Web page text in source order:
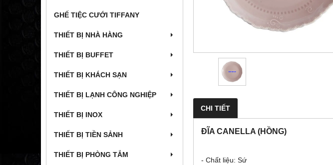
GHẾ TIỆC CƯỚI TIFFANY
THIẾT BỊ NHÀ HÀNG
THIẾT BỊ BUFFET
THIẾT BỊ KHÁCH SẠN
THIẾT BỊ LẠNH CÔNG NGHIỆP
THIẾT BỊ INOX
THIẾT BỊ TIỀN SẢNH
THIẾT BỊ PHÒNG TẮM
CHI TIẾT
ĐĨA CANELLA (HỒNG)
- Chất liệu: Sứ